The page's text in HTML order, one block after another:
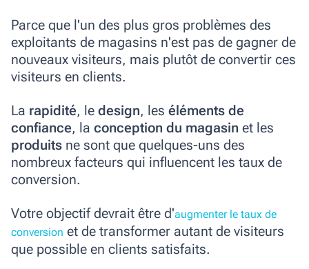
Parce que l'un des plus gros problèmes des
exploitants de magasins n'est pas de gagner de
nouveaux visiteurs, mais plutôt de convertir ces
visiteurs en clients.
La rapidité, le design, les éléments de
confiance, la conception du magasin et les
produits ne sont que quelques-uns des
nombreux facteurs qui influencent les taux de
conversion.
Votre objectif devrait être d'augmenter le taux de
conversion et de transformer autant de visiteurs
que possible en clients satisfaits.